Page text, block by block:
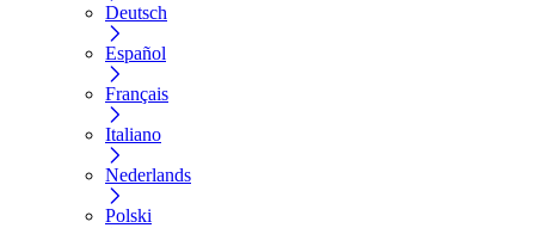
Deutsch
Español
Français
Italiano
Nederlands
Polski